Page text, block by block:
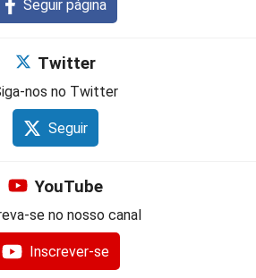
Seguir página
Twitter
nos no Twitter
Seguir
YouTube
se no nosso canal
Inscrever-se